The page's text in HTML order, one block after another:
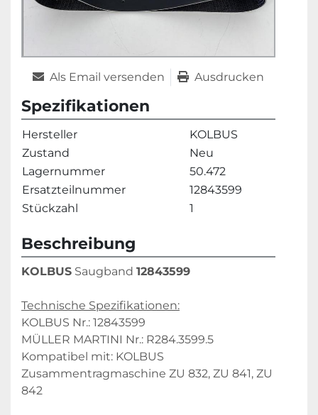
Als Email versenden Ausdrucken
Spezifikationen
Hersteller
KOLBUS
Zustand
Neu
Lagernummer
50.472
Ersatzteilnummer
12843599
Stückzahl
1
Beschreibung
KOLBUS Saugband 12843599
Technische Spezifikationen:
KOLBUS Nr.: 12843599
MÜLLER MARTINI Nr.: R284.3599.5
Kompatibel mit: KOLBUS
Zusammentragmaschine ZU 832, ZU 841, ZU
842